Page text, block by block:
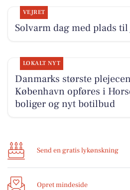
VEJRET
Solvarm dag med plads
LOKALT NYT
Danmarks største
København opføres i
boliger og nyt botilbud
Send en gratis lykønskning
Opret mindeside